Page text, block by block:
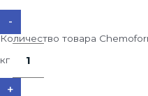
-
Количество товара
кг
+